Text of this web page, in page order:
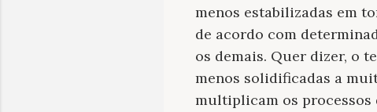
menos estabilizadas em
de acordo com
os demais. Quer dizer, o
menos solidificadas a
multiplicam os processos